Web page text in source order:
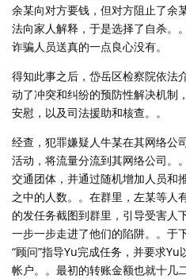
余某向对方要钱，但对方阻止了余
法向家人解释，于是选择了自杀。
诈骗人员送真的一点良心没有。
得知此事之后，岱岳区检察院依法
动了冲突和纠纷的预防性解决机制
安慰，以及司法援助和核查。。
经查，犯罪嫌疑人牛某在其网络公
活动，将流量分流到其网络公司。
交通团体，并通过随机增加人员和
之中的人数。。在群里，左某等人
的发任务截图到群里，引导受害人
一步一步走进了他们的陷阱。。于
“顾问”指导Yu完成任务，并要求Yu
帐户。。最初的转账金额也就十几